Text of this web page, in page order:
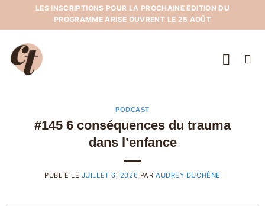
LES INSCRIPTIONS POUR LA PROCHAINE ÉDITION DU
PROGRAMME ARISE OUVRENT LE 25 AOÛT
PODCAST
#145 6 conséquences du trauma
dans l’enfance
PUBLIÉ LE JUILLET 6, 2026 PAR AUDREY DUCHÊNE